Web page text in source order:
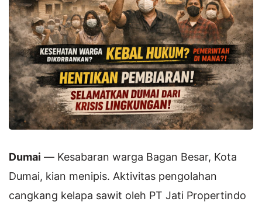
Dumai — Kesabaran warga Bagan Besar, Kota
Dumai, kian menipis. Aktivitas pengolahan
cangkang kelapa sawit oleh PT Jati Propertindo